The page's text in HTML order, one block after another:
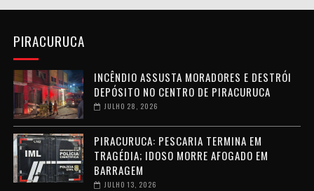
PIRACURUCA
INCÊNDIO ASSUSTA MORADORES E DESTRÓI
DEPÓSITO NO CENTRO DE PIRACURUCA
JULHO 28, 2026
PIRACURUCA: PESCARIA TERMINA EM
TRAGÉDIA; IDOSO MORRE AFOGADO EM
BARRAGEM
JULHO 13, 2026